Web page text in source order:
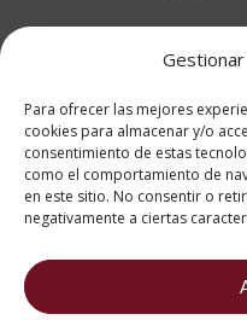
Para ofrecer las mejores
cookies para almacenar y/o
consentimiento de estas
como el comportamiento de
en este sitio. No consentir o
negativamente a ciertas
Abiertos
Aviso Legal
Política